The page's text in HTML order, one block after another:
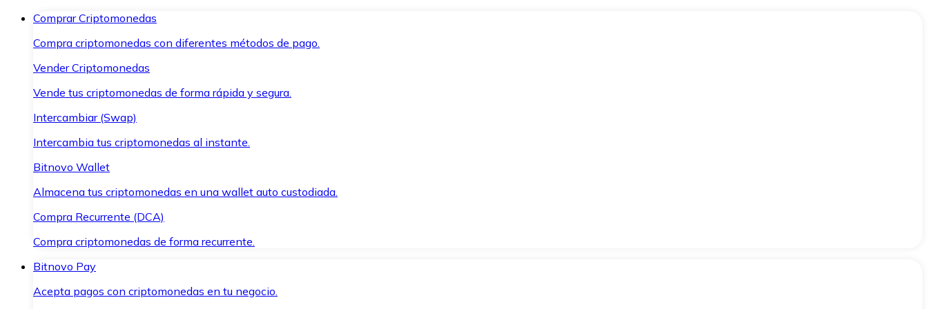
Comprar Criptomonedas
Compra criptomonedas con diferentes métodos de pago.
Vender Criptomonedas
Vende tus criptomonedas de forma rápida y segura.
Intercambiar (Swap)
Intercambia tus criptomonedas al instante.
Bitnovo Wallet
Almacena tus criptomonedas en una wallet auto custodiada.
Compra Recurrente (DCA)
Compra criptomonedas de forma recurrente.
Bitnovo Pay
Acepta pagos con criptomonedas en tu negocio.